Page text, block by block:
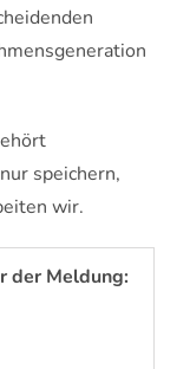
speichern,
wir.
der Meldung: